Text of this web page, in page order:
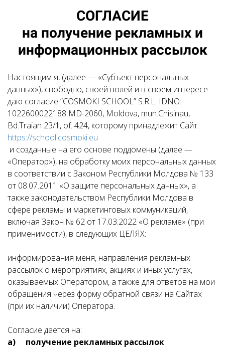
СОГЛАСИЕ
на получение рекламных и
информационных рассылок
Настоящим я, (далее — «Субъект персональных
данных»), свободно, своей волей и в своем интересе
даю согласие “COSMOKI SCHOOL” S.R.L. IDNO:
1022600022188 MD-2060, Moldova, mun.Chisinau,
Bd.Traian 23/1, of. 424, которому принадлежит Сайт:
https://school.cosmoki.eu
и созданные на его основе поддомены (далее —
«Оператор»), на обработку моих персональных данных
в соответствии с Законом Республики Молдова № 133
от 08.07.2011 «О защите персональных данных», а
также законодательством Республики Молдова в
сфере рекламы и маркетинговых коммуникаций,
включая Закон № 62 от 17.03.2022 «О рекламе» (при
применимости), в следующих ЦЕЛЯХ:
информирования меня, направления рекламных
рассылок о мероприятиях, акциях и иных услугах,
оказываемых Оператором, а также для ответов на мои
обращения через форму обратной связи на Сайтах
(при их наличии) Оператора.
Согласие дается на:
a) получение рекламных рассылок